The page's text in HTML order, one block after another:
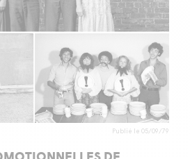
Publié le 05/09/79